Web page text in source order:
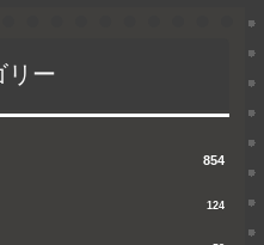
リー
854
124